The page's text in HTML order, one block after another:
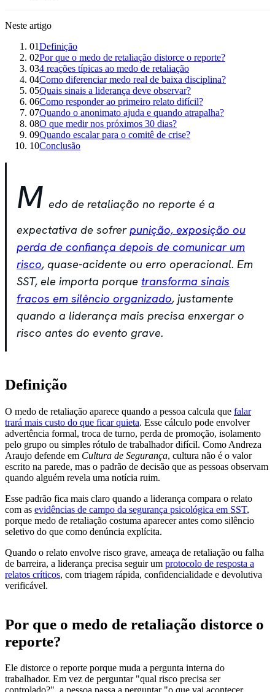
Neste artigo
01Definição
02Por que o medo de retaliação distorce o reporte?
034 reações típicas ao medo de retaliação
04Como diferenciar medo real de baixa disciplina?
05Quais sinais a liderança deve observar?
06Como responder ao primeiro relato difícil?
07Quando o anonimato ajuda e quando atrapalha?
08O que medir nos próximos 30 dias?
09Quando escalar para o comitê de crise?
10Conclusão
M edo de retaliação no reporte é a
expectativa de sofrerpunição, exposição ou
perda de confiança depois de comunicar um
risco, quase-acidente ou erro operacional. Em
SST, ele importa porque transforma sinais
fracos em silêncio organizado, justamente
quando a liderança mais precisa enxergar o
risco antes do evento grave.
Definição
O medo de retaliação aparece quando a pessoa calcula que falar
trará mais custo do que ficar quieta. Esse cálculo pode envolver
advertência formal, troca de turno, perda de promoção, isolamento
pelo grupo ou simples rótulo de trabalhador difícil. Como Andreza
Araujo defende em Cultura de Segurança, cultura não é o valor
escrito na parede, mas o padrão de decisão que as pessoas observam
quando alguém revela uma notícia ruim.
Esse padrão fica mais claro quando a liderança compara o relato
com as evidências de campo da segurança psicológica em SST,
porque medo de retaliação costuma aparecer antes como silêncio
seletivo do que como denúncia explícita.
Quando o relato envolve risco grave, ameaça de retaliação ou falha
de barreira, a liderança precisa seguir um protocolo de resposta a
relatos críticos, com triagem rápida, confidencialidade e devolutiva
verificável.
Por que o medo de retaliação distorce o
reporte?
Ele distorce o reporte porque muda a pergunta interna do
trabalhador. Em vez de perguntar "qual risco precisa ser